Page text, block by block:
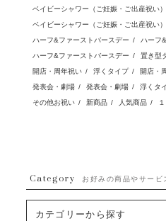
ベイビーシャワー（ご妊娠・ご出産祝い）
ベイビーシャワー（ご妊娠・ご出産祝い）
ハーフ&ファーストバースデー / ハーフ
ハーフ&ファーストバースデー / 置き型
開店・周年祝い / 浮くタイプ / 開店・
発表会・劇場 / 発表会・劇場 / 浮くタ
その他お祝い / 新商品 / 人気商品 /
Category お好みの商品やサービ
カテゴリーから探す